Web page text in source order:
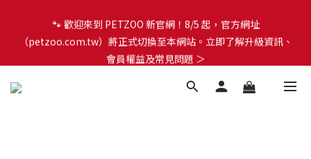
（petzoo.com.tw）將正式切換至本網站。立即了解升級資訊、
會員權益及常見問題 ＞
（petzoo.com.tw）將正式切換至本網站。立即了解升級資訊、
會員權益及常見問題 ＞
✨【新朋友見面禮】現在註冊即領 $100 購物金！全館滿 $1,500 享